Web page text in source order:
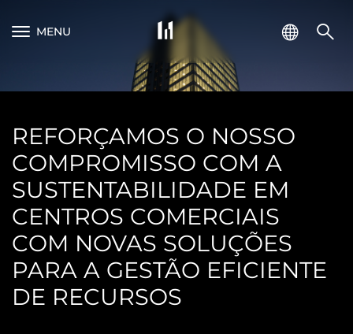
MENU
REFORÇAMOS O NOSSO
COMPROMISSO COM A
SUSTENTABILIDADE EM
CENTROS COMERCIAIS
COM NOVAS SOLUÇÕES
PARA A GESTÃO EFICIENTE
DE RECURSOS